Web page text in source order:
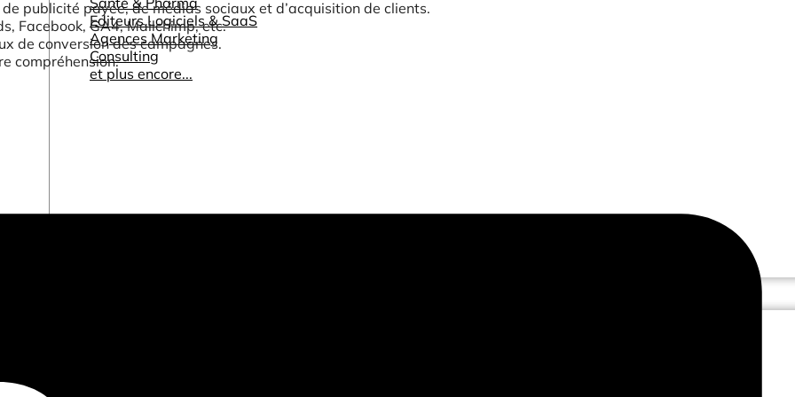
Editeurs Logiciels & SaaS
Agences Marketing
Consulting
et plus encore...
publicité payée, de médias sociaux et d’acquisition de clients.
Facebook, GA4, Mailchimp, etc.
de conversion des campagnes.
compréhension.